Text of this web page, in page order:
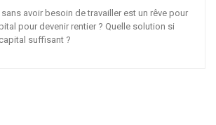
avoir besoin de travailler est un rêve pour
pour devenir rentier ? Quelle solution si
suffisant ?